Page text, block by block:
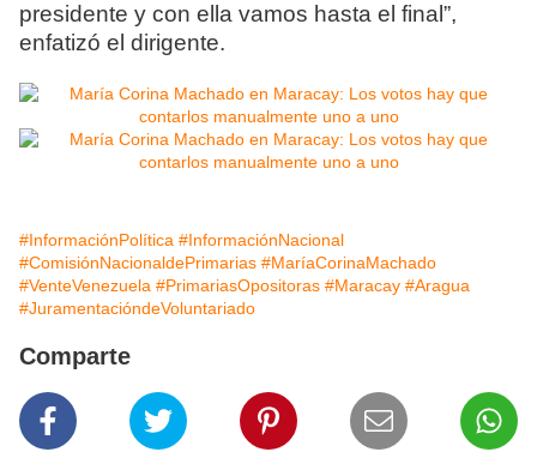
presidente y con ella vamos hasta el final”,
enfatizó el dirigente.
#InformaciónPolítica #InformaciónNacional
#ComisiónNacionaldePrimarias #MaríaCorinaMachado
#VenteVenezuela #PrimariasOpositoras #Maracay #Aragua
#JuramentacióndeVoluntariado
Comparte